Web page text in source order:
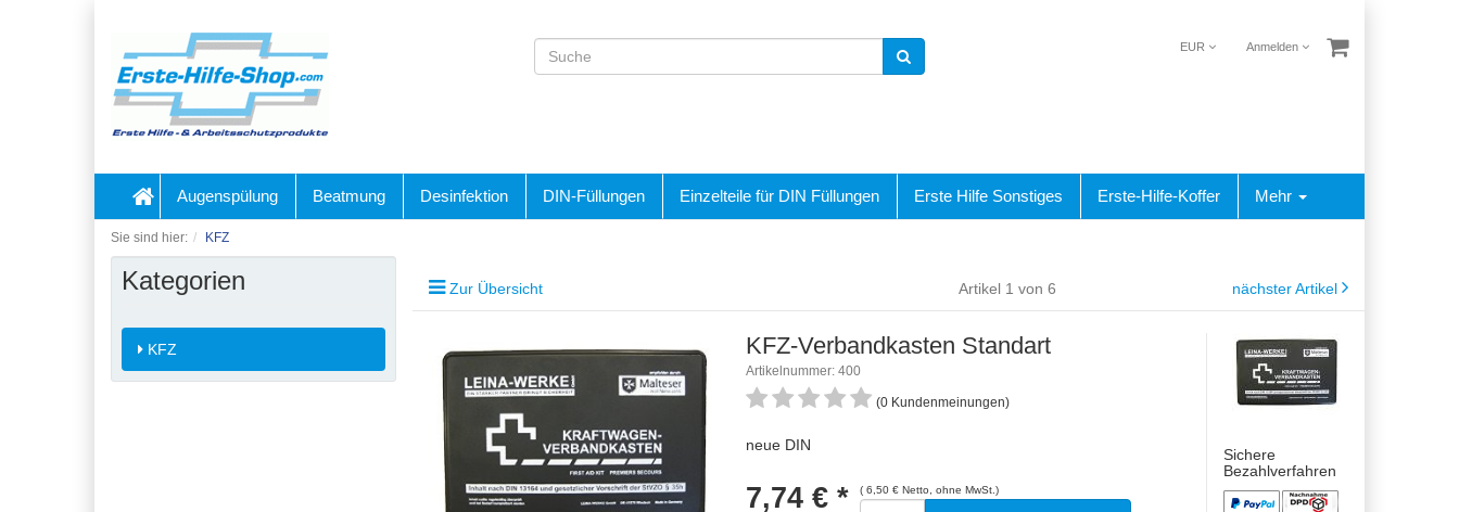
EUR Anmelden
Augenspülung Beatmung Desinfektion DIN-Füllungen Einzelteile für DIN Füllungen Erste Hilfe Sonstiges Erste-Hilfe-Koffer Mehr
Sie sind hier: KFZ
Kategorien
KFZ
Zur Übersicht Artikel 1 von 6 nächster Artikel
KFZ-Verbandkasten Standart
Artikelnummer: 400
(0 Kundenmeinungen)
neue DIN
7,74 € * ( 6,50 € Netto, ohne MwSt.)
Sichere
Bezahlverfahren